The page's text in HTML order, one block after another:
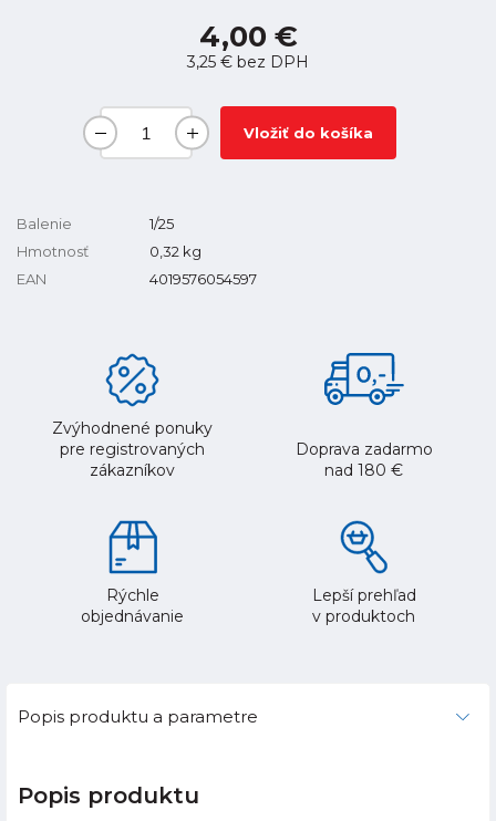
4,00 €
3,25 € bez DPH
Vložiť do košíka
Balenie
1/25
Hmotnosť
0,32 kg
EAN
4019576054597
Zvýhodnené ponuky
pre registrovaných
zákazníkov
Doprava zadarmo
nad 180 €
Rýchle
objednávanie
Lepší prehľad
v produktoch
Popis produktu a parametre
Popis produktu